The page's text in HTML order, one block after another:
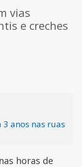
vias
e creches
3 anos nas ruas
nas horas de